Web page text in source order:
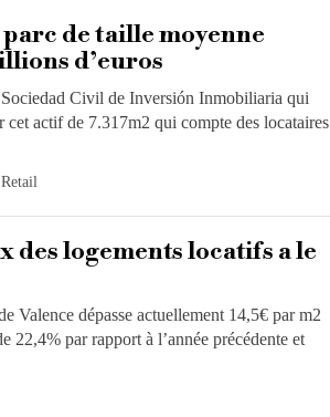
de taille moyenne
d’euros
Civil de Inversión Inmobiliaria qui
actif de 7.317m2 qui compte des locataires
des logements locatifs a le
Valence dépasse actuellement 14,5€ par m2
22,4% par rapport à l’année précédente et